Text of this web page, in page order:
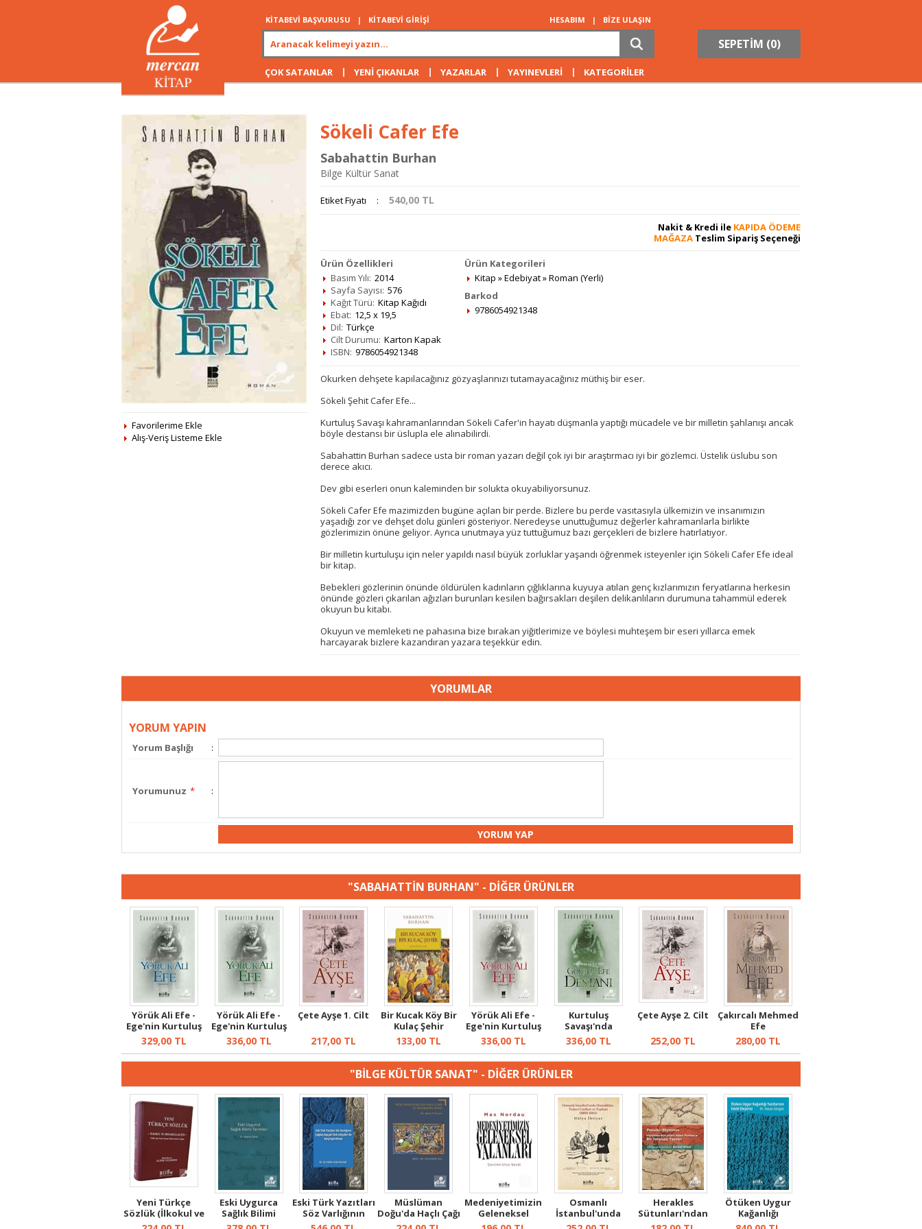
KİTABEVİ BAŞVURUSU | KİTABEVİ GİRİŞİ HESABIM | BİZE ULAŞIN
SEPETİM (0)
ÇOK SATANLAR | YENİ ÇIKANLAR | YAZARLAR | YAYINEVLERİ | KATEGORİLER
Favorilerime Ekle
Alış-Veriş Listeme Ekle
Sökeli Cafer Efe
Sabahattin Burhan
Bilge Kültür Sanat
Etiket Fiyatı : 540,00 TL
Nakit & Kredi ile KAPIDA ÖDEME
MAĞAZA Teslim Sipariş Seçeneği
Ürün Özellikleri
Basım Yılı: 2014
Sayfa Sayısı: 576
Kağıt Türü: Kitap Kağıdı
Ebat: 12,5 x 19,5
Dil: Türkçe
Cilt Durumu: Karton Kapak
ISBN: 9786054921348
Ürün Kategorileri
Kitap »Edebiyat»Roman (Yerli)
Barkod
9786054921348
Okurken dehşete kapılacağınız gözyaşlarınızı tutamayacağınız müthiş bir eser.
Sökeli Şehit Cafer Efe...
Kurtuluş Savaşı kahramanlarından Sökeli Cafer'in hayatı düşmanla yaptığı mücadele ve bir milletin şahlanışı ancak
böyle destansı bir üslupla ele alınabilirdi.
Sabahattin Burhan sadece usta bir roman yazarı değil çok iyi bir araştırmacı iyi bir gözlemci. Üstelik üslubu son
derece akıcı.
Dev gibi eserleri onun kaleminden bir solukta okuyabiliyorsunuz.
Sökeli Cafer Efe mazimizden bugüne açılan bir perde. Bizlere bu perde vasıtasıyla ülkemizin ve insanımızın
yaşadığı zor ve dehşet dolu günleri gösteriyor. Neredeyse unuttuğumuz değerler kahramanlarla birlikte
gözlerimizin önüne geliyor. Ayrıca unutmaya yüz tuttuğumuz bazı gerçekleri de bizlere hatırlatıyor.
Bir milletin kurtuluşu için neler yapıldı nasıl büyük zorluklar yaşandı öğrenmek isteyenler için Sökeli Cafer Efe ideal
bir kitap.
Bebekleri gözlerinin önünde öldürülen kadınların çığlıklarına kuyuya atılan genç kızlarımızın feryatlarına herkesin
önünde gözleri çıkarılan ağızları burunları kesilen bağırsakları deşilen delikanlıların durumuna tahammül ederek
okuyun bu kitabı.
Okuyun ve memleketi ne pahasına bize bırakan yiğitlerimize ve böylesi muhteşem bir eseri yıllarca emek
harcayarak bizlere kazandıran yazara teşekkür edin.
YORUMLAR
YORUM YAPIN
Yorum Başlığı :
Yorumunuz * :
"SABAHATTİN BURHAN" - DİĞER ÜRÜNLER
Yörük Ali Efe -
Ege'nin Kurtuluş
Destanı...
329,00TL
Yörük Ali Efe -
Ege'nin Kurtuluş
Destanı...
336,00TL
Çete Ayşe 1. Cilt
217,00 TL
Bir Kucak Köy Bir
Kulaç Şehir
133,00 TL
Yörük Ali Efe -
Ege'nin Kurtuluş
Destanı...
336,00TL
Kurtuluş
Savaşı'nda
Gökçen Efe
Destanı
336,00TL
Çete Ayşe 2. Cilt
252,00 TL
Çakırcalı Mehmed
Efe
280,00 TL
"BİLGE KÜLTÜR SANAT" - DİĞER ÜRÜNLER
Yeni Türkçe
Sözlük (İlkokul ve
Ortaokull...
Eski Uygurca
Sağlık Bilimi
Terimleri
Eski Türk Yazıtları
Söz Varlığının
Çağda...
Müslüman
Doğu'da Haçlı Çağı
ve İmadeddin...
Medeniyetimizin
Geleneksel
Yalanları
Osmanlı
İstanbul'unda
Hastalıklar,
Herakles
Sütunları'ndan
Pontos'a: Bir Ye...
Ötüken Uygur
Kağanlığı
Yazıtlarının